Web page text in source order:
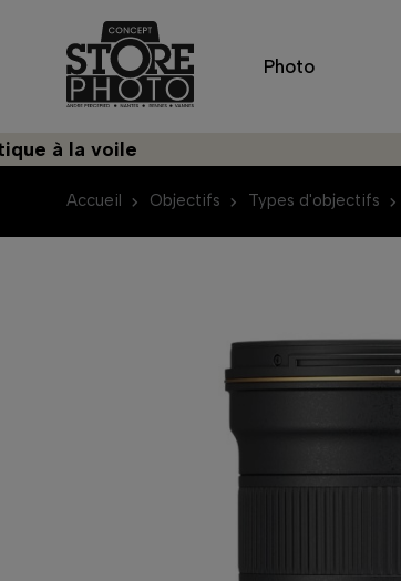
Photo
voile
Accueil Objectifs Types d'objectifs